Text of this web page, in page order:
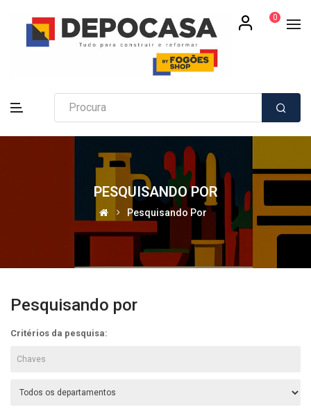
0
PESQUISANDO POR
Pesquisando Por
Pesquisando por
Critérios da pesquisa: